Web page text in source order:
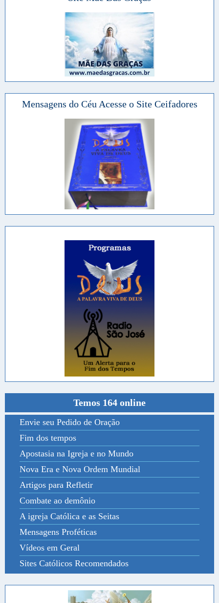
Mensagens do Céu Acesse o Site Ceifadores
Temos 164 online
Envie seu Pedido de Oração
Fim dos tempos
Apostasia na Igreja e no Mundo
Nova Era e Nova Ordem Mundial
Artigos para Refletir
Combate ao demônio
A igreja Católica e as Seitas
Mensagens Proféticas
Vídeos em Geral
Sites Católicos Recomendados